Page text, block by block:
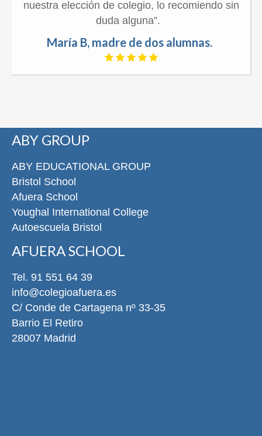
nuestra elección de colegio, lo recomiendo sin
duda alguna”.
María B, madre de dos alumnas.
ABY GROUP
ABY EDUCATIONAL GROUP
Bristol School
Afuera School
Youghal International College
Autoescuela Bristol
AFUERA SCHOOL
Tel. 91 551 64 39
info@colegioafuera.es
C/ Conde de Cartagena nº 33-35
Barrio El Retiro
28007 Madrid